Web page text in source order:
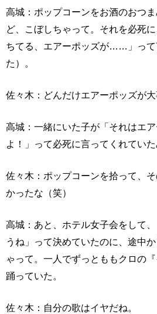
高城：ポップコーンをお酒のおつ
ど、こぼしちゃって。それを必死
ちてる、エアーポッズが……」って
た）。
佐々木：どんだけエアーポッズが大
高城：一緒にいた子が「それはエ
よ！」って必死に言ってくれていた
佐々木：ポップコーンを拾って、
かったな（笑）
高城：あと、ホテル女子会をして
うね」って決めていたのに、途中
ゃって。一人でずっとももクロの
踊っていた。
佐々木：自分の歌はイヤだね。